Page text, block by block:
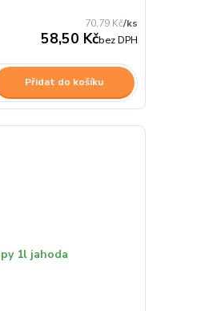
70,79 Kč/ks
58,50 Kčbez DPH
Přidat do košíku